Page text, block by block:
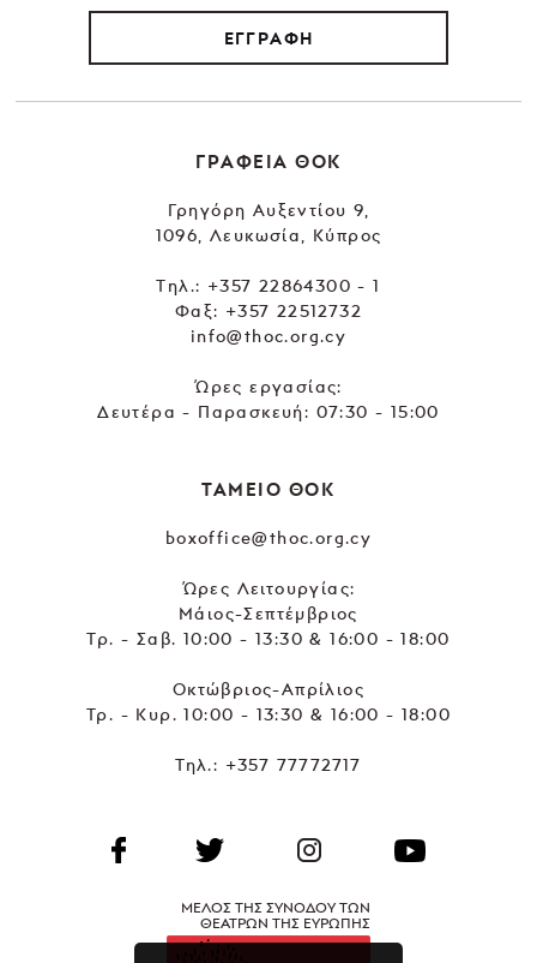
ΕΓΓΡΑΦΗ
ΓΡΑΦΕΙΑ ΘΟΚ
Γρηγόρη Αυξεντίου 9,
1096, Λευκωσία, Κύπρος
Tηλ.: +357 22864300 - 1
Φαξ: +357 22512732
info@thoc.org.cy
Ώρες εργασίας:
Δευτέρα - Παρασκευή: 07:30 - 15:00
ΤΑΜΕΙΟ ΘΟΚ
boxoffice@thoc.org.cy
Ώρες Λειτουργίας:
Μάιος-Σεπτέμβριος
Τρ. - Σαβ. 10:00 - 13:30 & 16:00 - 18:00
Οκτώβριος-Απρίλιος
Τρ. - Κυρ. 10:00 - 13:30 & 16:00 - 18:00
Τηλ.: +357 77772717
ΜΕΛΟΣ ΤΗΣ ΣΥΝΟΔΟΥ ΤΩΝ
ΘΕΑΤΡΩΝ ΤΗΣ ΕΥΡΩΠΗΣ